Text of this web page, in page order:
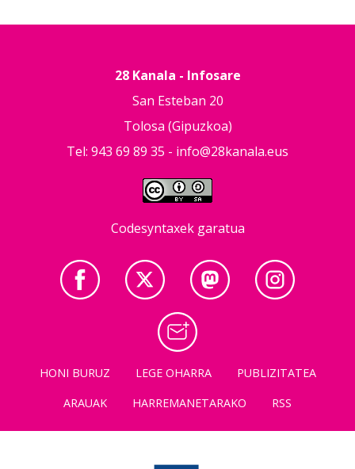
28 Kanala - Infosare
San Esteban 20
Tolosa (Gipuzkoa)
Tel: 943 69 89 35 - info@28kanala.eus
Codesyntaxek garatua
HONI BURUZ LEGE OHARRA
PUBLIZITATEA
ARAUAK
HARREMANETARAKO RSS